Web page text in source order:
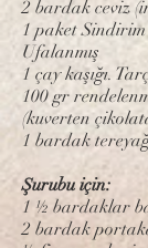
2 bardak ceviz
1 paket
Ufalanmış
1 çay kaşığı.
100 gr
(kuverten
1 bardak
Şurubu için:
1 ½ bardaklar
2 bardak